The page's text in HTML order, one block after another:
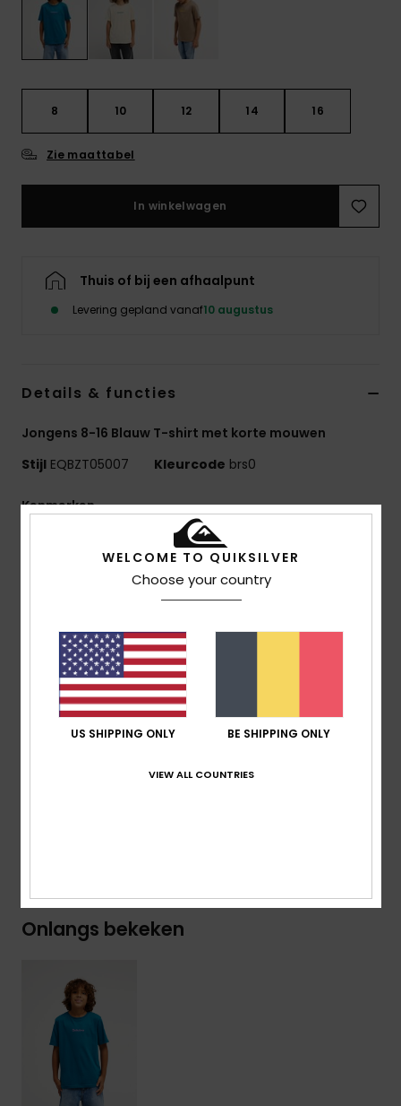
8 10 12 14 16
Zie maattabel
In winkelwagen
Thuis of bij een afhaalpunt
Levering gepland vanaf10 augustus
Details & functies
Jongens 8-16 Blauw T-shirt met korte mouwen
Stijl EQBZT05007 Kleurcode brs0
Kenmerken
25% gerecycled katoen uit pre-consumer
[160 G/M2]
Pasvorm:Regular fit
Halslijn:Halslijn: Ronde hals
Overig:Zeefdruk Op De Borst
Branding:Geweven Label Op De Mouw
Onlangs bekeken
WELCOME TO QUIKSILVER
Choose your country
US SHIPPING ONLY BE SHIPPING ONLY
VIEW ALL COUNTRIES